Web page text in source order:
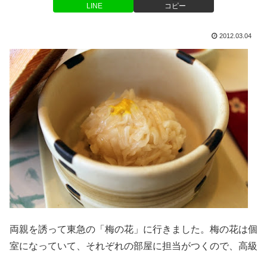
LINE コピー
2012.03.04
両親を誘って東急の「梅の花」に行きました。梅の花は個
室になっていて、それぞれの部屋に担当がつくので、高級